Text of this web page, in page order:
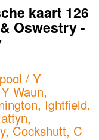
kaart 126
Oswestry -
/ Y
Waun,
Ightfield,
Cockshutt, C